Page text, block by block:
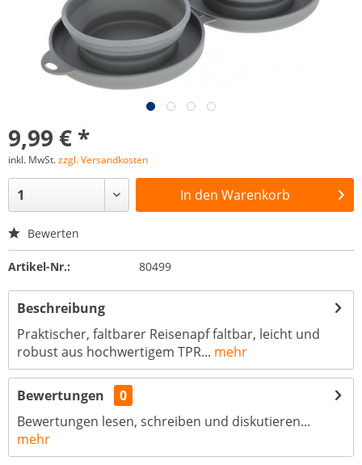
9,99 € *
inkl. MwSt.zzgl. Versandkosten
In den Warenkorb
Bewerten
Artikel-Nr.: 80499
Beschreibung
Praktischer, faltbarer Reisenapf faltbar, leicht und
robust aus hochwertigem TPR... mehr
Bewertungen
0
Bewertungen lesen, schreiben und diskutieren...
mehr